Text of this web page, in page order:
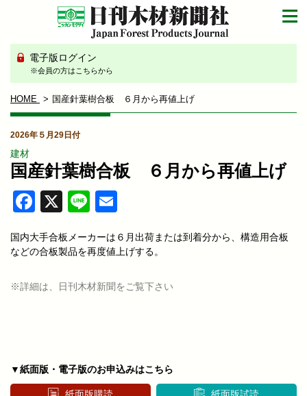
電子版ログイン
※会員の方はこちらから
HOME 国産針葉樹合板 ６月から再値上げ
2026年５月29日付
建材
国産針葉樹合板 ６月から再値上げ
Facebook
X Line
国内大手合板メーカーは６月出荷または到着分から、構造用合板
などの合板製品を再度値上げする。
※詳細は、日刊木材新聞をご覧下さい
▼紙面版・電子版のお申込みはこちら
紙面版購読 紙面版試読